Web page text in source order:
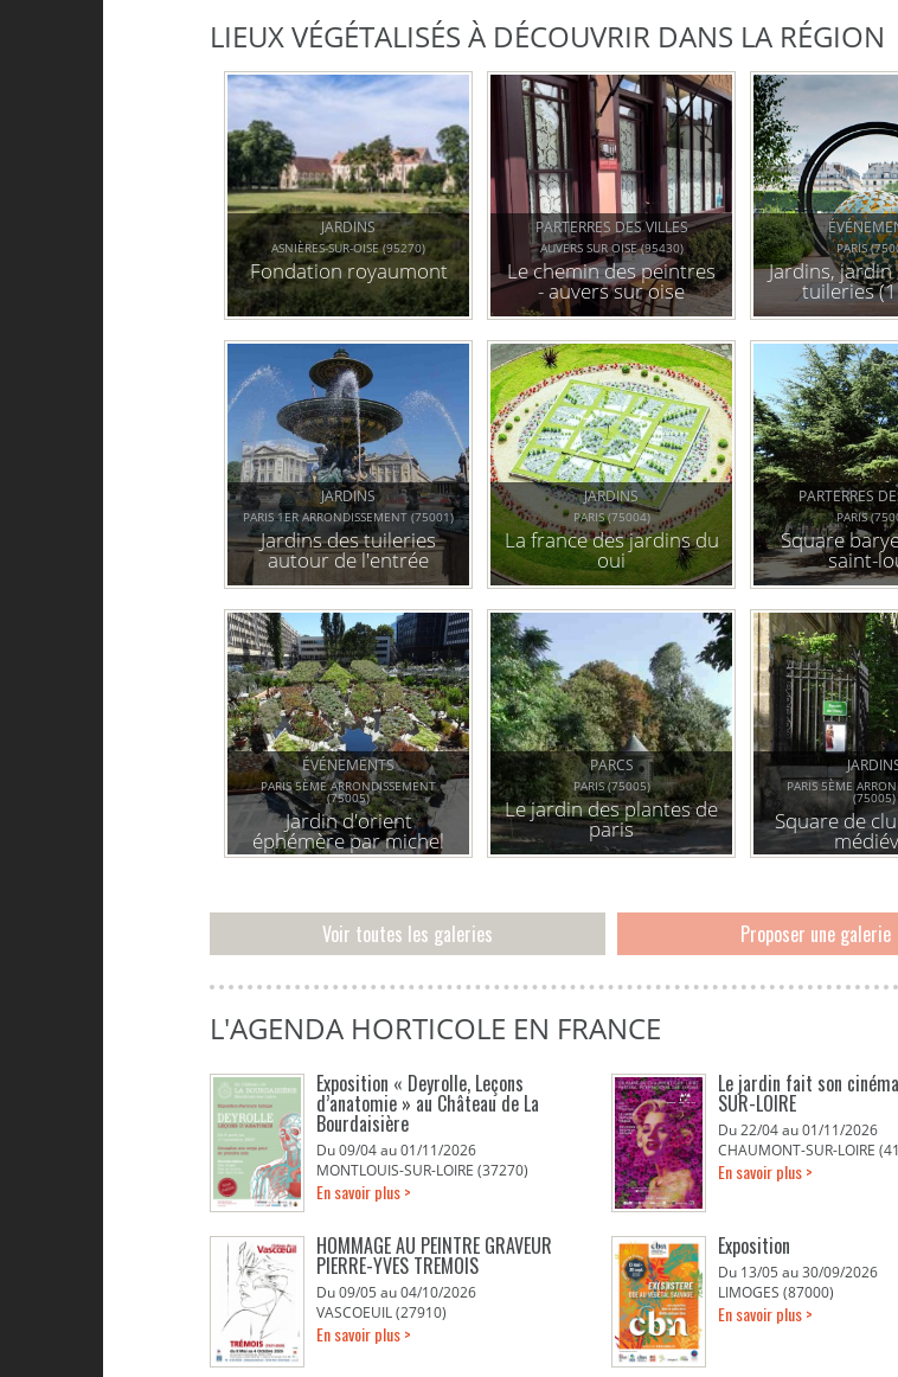
LIEUX VÉGÉTALISÉS À DÉCOUVRIR DANS LA RÉGION
JARDINS
ASNIÈRES-SUR-OISE (95270)
Fondation royaumont
PARTERRES DES VILLES
AUVERS SUR OISE (95430)
Le chemin des peintres
- auvers sur oise
PARIS
Jardins,
tuileries
édition) :
JARDINS
PARIS 1ER ARRONDISSEMENT (75001)
Jardins des tuileries
autour de l'entrée
"poterne de l'orangerie"
JARDINS
PARIS (75004)
La france des jardins du
oui
PARTERRES
PARIS
Square
saint-
ÉVÉNEMENTS
PARIS 5ÈME ARRONDISSEMENT
(75005)
Jardin d'orient
éphémère par michel
péna
PARCS
PARIS (75005)
Le jardin des plantes de
paris
PARIS 5ÈME
(75005)
Square de
Voir toutes les galeries Proposer une galerie
L'AGENDA HORTICOLE EN FRANCE
Exposition « Deyrolle, Leçons
d’anatomie » au Château de La
Bourdaisière
Du 09/04 au 01/11/2026
MONTLOUIS-SUR-LOIRE (37270)
En savoir plus >
Le jardin fait son
SUR-LOIRE
Du 22/04 au 01/11/2026
CHAUMONT-SUR-LOIRE
En savoir plus >
HOMMAGE AU PEINTRE GRAVEUR
PIERRE-YVES TREMOIS
Du 09/05 au 04/10/2026
VASCOEUIL (27910)
En savoir plus >
Exposition
Du 13/05 au 30/09/2026
LIMOGES (87000)
En savoir plus >